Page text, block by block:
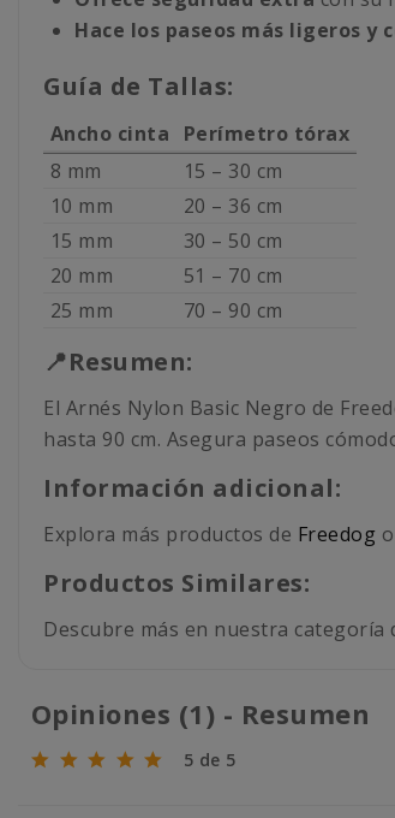
Hace los paseos más ligeros y
Guía de Tallas:
Ancho cinta
Perímetro tórax
8 mm
15 – 30 cm
10 mm
20 – 36 cm
15 mm
30 – 50 cm
20 mm
51 – 70 cm
25 mm
70 – 90 cm
📍Resumen:
El Arnés Nylon Basic Negro de
hasta 90 cm. Asegura paseos
Información adicional:
Explora más productos de Freedog
Productos Similares:
Descubre más en nuestra categoría
Opiniones (1) - Resumen
5 de 5